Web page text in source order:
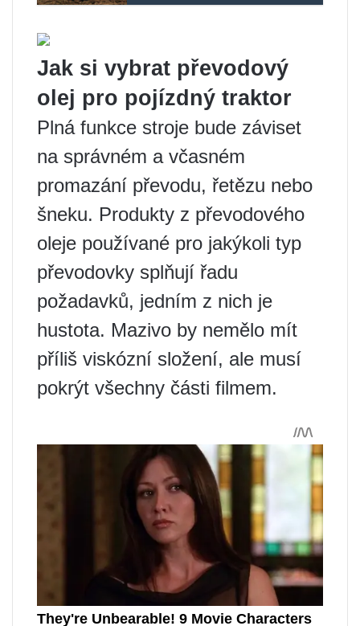
Jak si vybrat převodový
olej pro pojízdný traktor
Plná funkce stroje bude záviset
na správném a včasném
promazání převodu, řetězu nebo
šneku. Produkty z převodového
oleje používané pro jakýkoli typ
převodovky splňují řadu
požadavků, jedním z nich je
hustota. Mazivo by nemělo mít
příliš viskózní složení, ale musí
pokrýt všechny části filmem.